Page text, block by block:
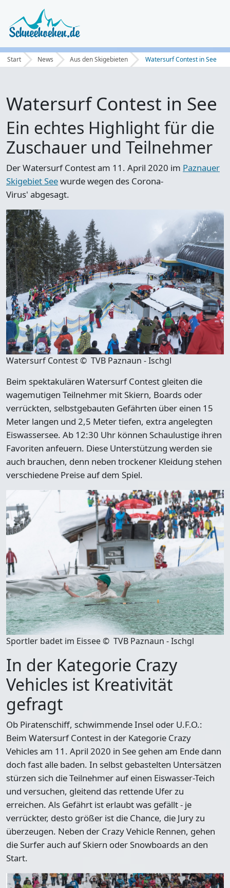
Start News Aus den Skigebieten Watersurf Contest in See
Watersurf Contest in See
Ein echtes Highlight für die
Zuschauer und Teilnehmer
Der Watersurf Contestam 11. April 2020 im Paznauer
Skigebiet Seewurde wegen des Corona-
Virus' abgesagt.
Watersurf Contest © TVB Paznaun - Ischgl
Beim spektakulären Watersurf Contest gleiten die
wagemutigen Teilnehmer mit Skiern, Boards oder
verrückten, selbstgebauten Gefährten über einen 15
Meter langen und 2,5 Meter tiefen, extra angelegten
Eiswassersee. Ab 12:30 Uhr können Schaulustige ihren
Favoriten anfeuern. Diese Unterstützung werden sie
auch brauchen, denn neben trockener Kleidung stehen
verschiedene Preise auf dem Spiel.
Sportler badet im Eissee © TVB Paznaun - Ischgl
In der Kategorie Crazy
Vehicles ist Kreativität
gefragt
Ob Piratenschiff, schwimmende Insel oder U.F.O.:
Beim Watersurf Contest in der Kategorie Crazy
Vehicles am 11. April 2020 in See gehen am Ende dann
doch fast alle baden. In selbst gebastelten Untersätzen
stürzen sich die Teilnehmer auf einen Eiswasser-Teich
und versuchen, gleitend das rettende Ufer zu
erreichen. Als Gefährt ist erlaubt was gefällt - je
verrückter, desto größer ist die Chance, die Jury zu
überzeugen. Neben der Crazy Vehicle Rennen, gehen
die Surfer auch auf Skiern oder Snowboards an den
Start.